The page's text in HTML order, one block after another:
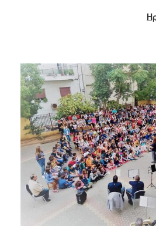
2013
2012
2011
2010
2006